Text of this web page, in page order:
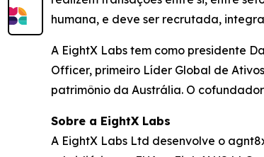
humana, e deve ser recrutada,
A EightX Labs tem como presidente
Officer, primeiro Líder Global de
patrimônio da Austrália. O
Sobre a EightX Labs
A EightX Labs Ltd desenvolve o